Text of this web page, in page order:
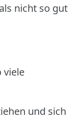
nicht so gut
viele
und sich